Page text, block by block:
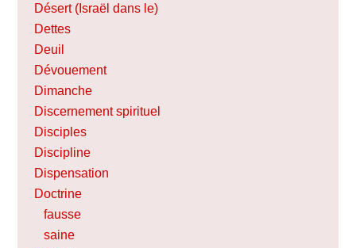
Désert (Israël dans le)
Dettes
Deuil
Dévouement
Dimanche
Discernement spirituel
Disciples
Discipline
Dispensation
Doctrine
fausse
saine